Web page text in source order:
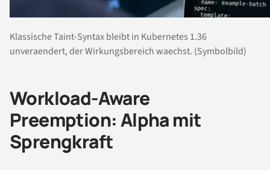
Klassische Taint-Syntax bleibt in Kubernetes 1.36
unveraendert, der Wirkungsbereich waechst. (Symbolbild)
Workload-Aware
Preemption: Alpha mit
Sprengkraft